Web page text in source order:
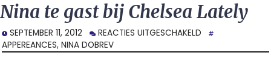
Nina te gast bij Chelsea Lately
SEPTEMBER 11, 2012 REACTIES UITGESCHAKELD VOOR
TE
APPEREANCES, NINA DOBREV